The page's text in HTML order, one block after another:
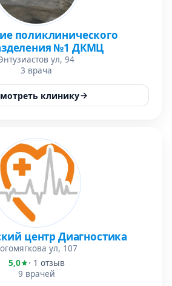
поликлинического
№1 ДКМЦ
ул, 94
3 врача
клинику
центр Диагностика
ул, 107
5,0
· 1 отзыв
9 врачей